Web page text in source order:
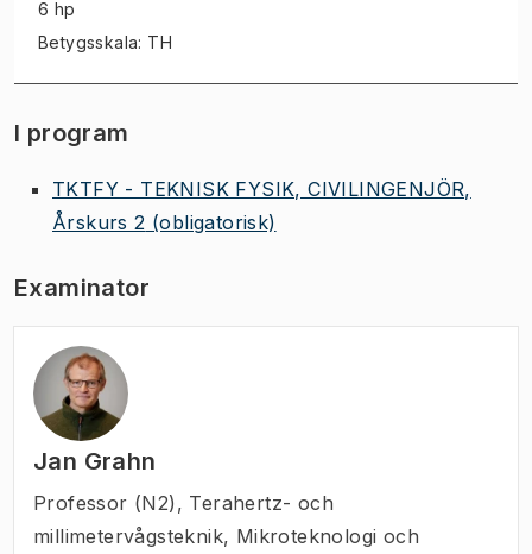
6 hp
Betygsskala: TH
I program
TKTFY - TEKNISK FYSIK, CIVILINGENJÖR,
Årskurs 2 (obligatorisk)
Examinator
Jan Grahn
Professor (N2) , Terahertz- och
millimetervågsteknik, Mikroteknologi och